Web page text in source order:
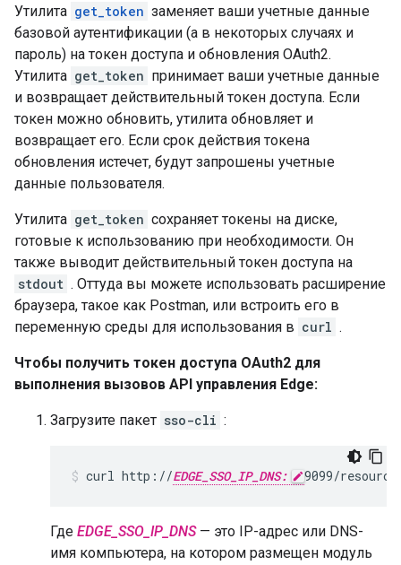
Утилита get_token заменяет ваши учетные данные
базовой аутентификации (а в некоторых случаях и
пароль) на токен доступа и обновления OAuth2.
Утилита get_token принимает ваши учетные данные
и возвращает действительный токен доступа. Если
токен можно обновить, утилита обновляет и
возвращает его. Если срок действия токена
обновления истечет, будут запрошены учетные
данные пользователя.
Утилита get_token сохраняет токены на диске,
готовые к использованию при необходимости. Он
также выводит действительный токен доступа на
stdout . Оттуда вы можете использовать расширение
браузера, такое как Postman, или встроить его в
переменную среды для использования в curl .
Чтобы получить токен доступа OAuth2 для
выполнения вызовов API управления Edge:
Загрузите пакет sso-cli :
curl http://EDGE_SSO_IP_DNS: 9099/
Где EDGE_SSO_IP_DNS— это IP-адрес или DNS-
имя компьютера, на котором размещен модуль